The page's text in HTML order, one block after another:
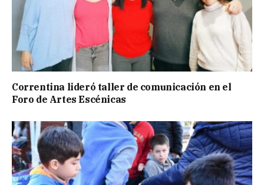
Correntina lideró taller de comunicación en el
Foro de Artes Escénicas